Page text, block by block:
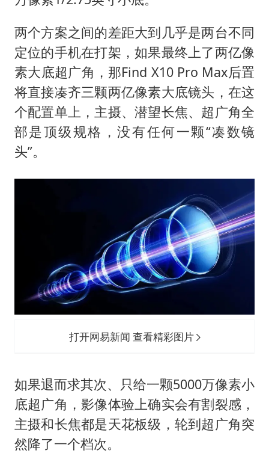
两个方案之间的差距大到几乎是两台不同
定位的手机在打架，如果最终上了两亿像
素大底超广角，那Find X10 Pro Max后置
将直接凑齐三颗两亿像素大底镜头，在这
个配置单上，主摄、潜望长焦、超广角全
部是顶级规格，没有任何一颗“凑数镜
头”。
打开网易新闻 查看精彩图片
如果退而求其次、只给一颗5000万像素小
底超广角，影像体验上确实会有割裂感，
主摄和长焦都是天花板级，轮到超广角突
然降了一个档次。